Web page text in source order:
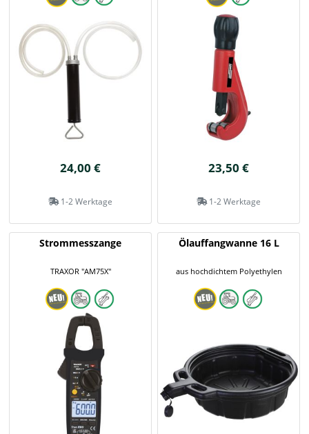
24,00 €
1-2 Werktage
23,50 €
1-2 Werktage
Strommesszange
TRAXOR "AM75X"
Ölauffangwanne 16 L
aus hochdichtem Polyethylen